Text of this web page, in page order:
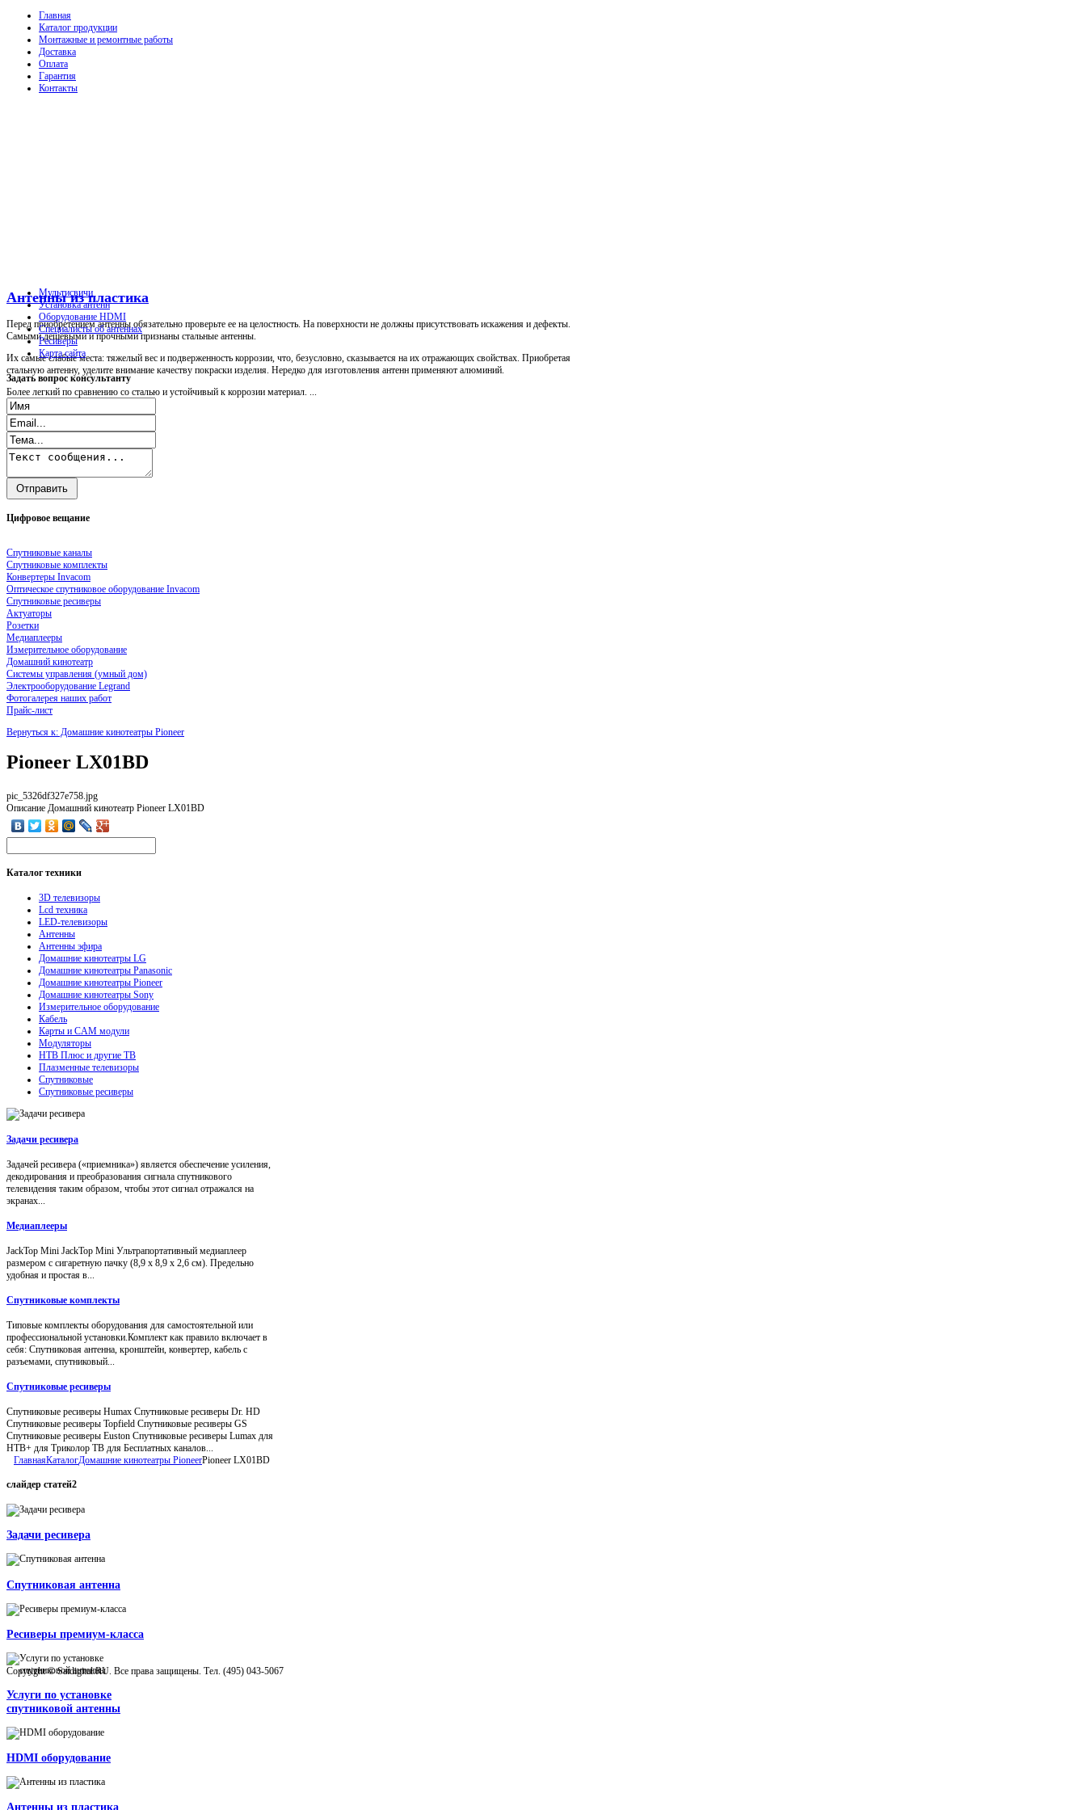
Главная
Каталог продукции
Монтажные и ремонтные работы
Доставка
Оплата
Гарантия
Контакты
Антенны из пластика
Перед приобретением антенны обязательно проверьте ее на целостность. На поверхности не должны присутствовать искажения и дефекты.
Самыми дешевыми и прочными признаны стальные антенны.
Их самые слабые места: тяжелый вес и подверженность коррозии, что, безусловно, сказывается на их отражающих свойствах. Приобретая
стальную антенну, уделите внимание качеству покраски изделия. Нередко для изготовления антенн применяют алюминий.
Более легкий по сравнению со сталью и устойчивый к коррозии материал. ...
Мультисвичи
Установка антенн
Оборудование HDMI
Специалисты об антеннах
Ресиверы
Карта сайта
Задать вопрос консультанту
Цифровое вещание
Спутниковые каналы
Спутниковые комплекты
Конвертеры Invacom
Оптическое спутниковое оборудование Invacom
Спутниковые ресиверы
Актуаторы
Розетки
Медиаплееры
Измерительное оборудование
Домашний кинотеатр
Системы управления (умный дом)
Электрооборудование Legrand
Фотогалерея наших работ
Прайс-лист
Вернуться к: Домашние кинотеатры Pioneer
Pioneer LX01BD
pic_5326df327e758.jpg
Описание Домашний кинотеатр Pioneer LX01BD
Каталогтехники
3D телевизоры
Lcd техника
LED-телевизоры
Антенны
Антенны эфира
Домашние кинотеатры LG
Домашние кинотеатры Panasonic
Домашние кинотеатры Pioneer
Домашние кинотеатры Sony
Измерительное оборудование
Кабель
Карты и CAM модули
Модуляторы
НТВ Плюс и другие ТВ
Плазменные телевизоры
Спутниковые
Спутниковые ресиверы
Задачи ресивера
Задачей ресивера («приемника») является обеспечение усиления,
декодирования и преобразования сигнала спутникового
телевидения таким образом, чтобы этот сигнал отражался на
экранах...
Медиаплееры
JackTop Mini JackTop Mini Ультрапортативный медиаплеер
размером с сигаретную пачку (8,9 x 8,9 x 2,6 см). Предельно
удобная и простая в...
Спутниковые комплекты
Типовые комплекты оборудования для самостоятельной или
профессиональной установки.Комплект как правило включает в
себя: Спутниковая антенна, кронштейн, конвертер, кабель с
разъемами, спутниковый...
Спутниковые ресиверы
Спутниковые ресиверы Humax Спутниковые ресиверы Dr. HD
Спутниковые ресиверы Topfield Спутниковые ресиверы GS
Спутниковые ресиверы Euston Спутниковые ресиверы Lumax для
НТВ+ для Триколор ТВ для Бесплатных каналов...
ГлавнаяКаталогДомашние кинотеатры PioneerPioneer LX01BD
слайдер статей2
Задачи ресивера
Спутниковая антенна
Ресиверы премиум-класса
Услуги по установке
спутниковой антенны
HDMI оборудование
Антенны из пластика
Copyright © Satdigital.RU. Все права защищены. Тел. (495) 043-5067